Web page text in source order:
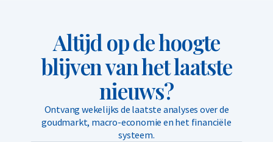
Altijd op de hoogte
blijven van het laatste
nieuws?
Ontvang wekelijks de laatste analyses over de
goudmarkt, macro-economie en het financiële
systeem.